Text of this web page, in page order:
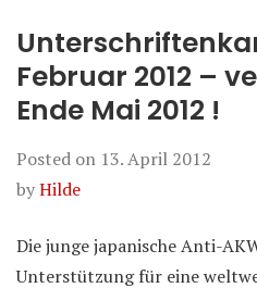
Februar 2012 –
Ende Mai 2012 !
Posted on 13. April 2012
byHilde
Die junge japanische Anti-
Unterstützung für eine